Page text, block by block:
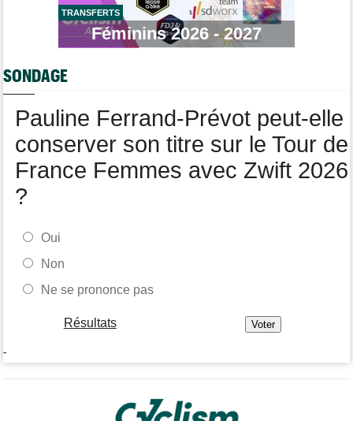
Tour de Burgos
Oscar Onley : "Je n'avais pas connu le début de saison idéal…"
Paul Magnier seulement 14e de la 3e étape... puis déclassé
Julius Johansen remporte le prologue, doublé UAE Team
Emirates
TRANSFERTS
Féminins 2026 - 2027
SONDAGE
Pauline Ferrand-Prévot peut-elle
conserver son titre sur le Tour de
France Femmes avec Zwift 2026
?
Oui
Non
Ne se prononce pas
Résultats
-